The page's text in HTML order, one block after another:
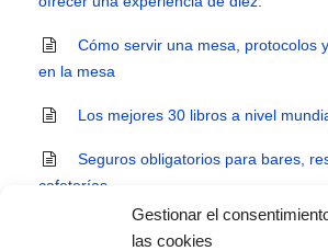
Gestionar el
las cookies
Cómo servir una mesa, protocolos
en la mesa
Los mejores 30 libros a nivel
Seguros obligatorios para bares,
cafeterías